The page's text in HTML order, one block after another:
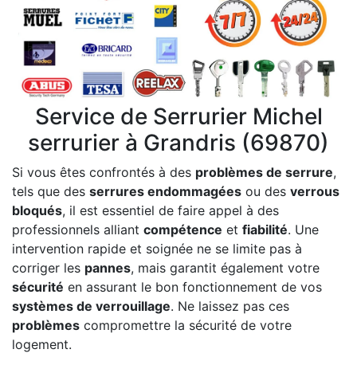
Service de Serrurier Michel
serrurier à Grandris (69870)
Si vous êtes confrontés à des problèmes de serrure,
tels que des serrures endommagées ou des verrous
bloqués, il est essentiel de faire appel à des
professionnels alliant compétence et fiabilité. Une
intervention rapide et soignée ne se limite pas à
corriger les pannes, mais garantit également votre
sécurité en assurant le bon fonctionnement de vos
systèmes de verrouillage. Ne laissez pas ces
problèmes compromettre la sécurité de votre
logement.